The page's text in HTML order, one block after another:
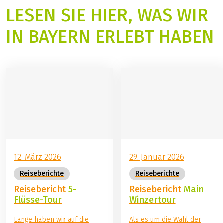
Parken beim Starthotel oder in der Nähe des
Starthotels. Wir können keine Parkplätze für Sie
reservieren. Wir empfehlen Ihnen direkt beim
LESEN SIE HIER, WAS WIR
IN BAYERN ERLEBT HABEN
12. März 2026
Reiseberichte
Reisebericht 5-
Flüsse-Tour
Lange haben wir auf die
29. Januar 2026
Reiseberichte
Reisebericht Main
Winzertour
Als es um die Wahl der